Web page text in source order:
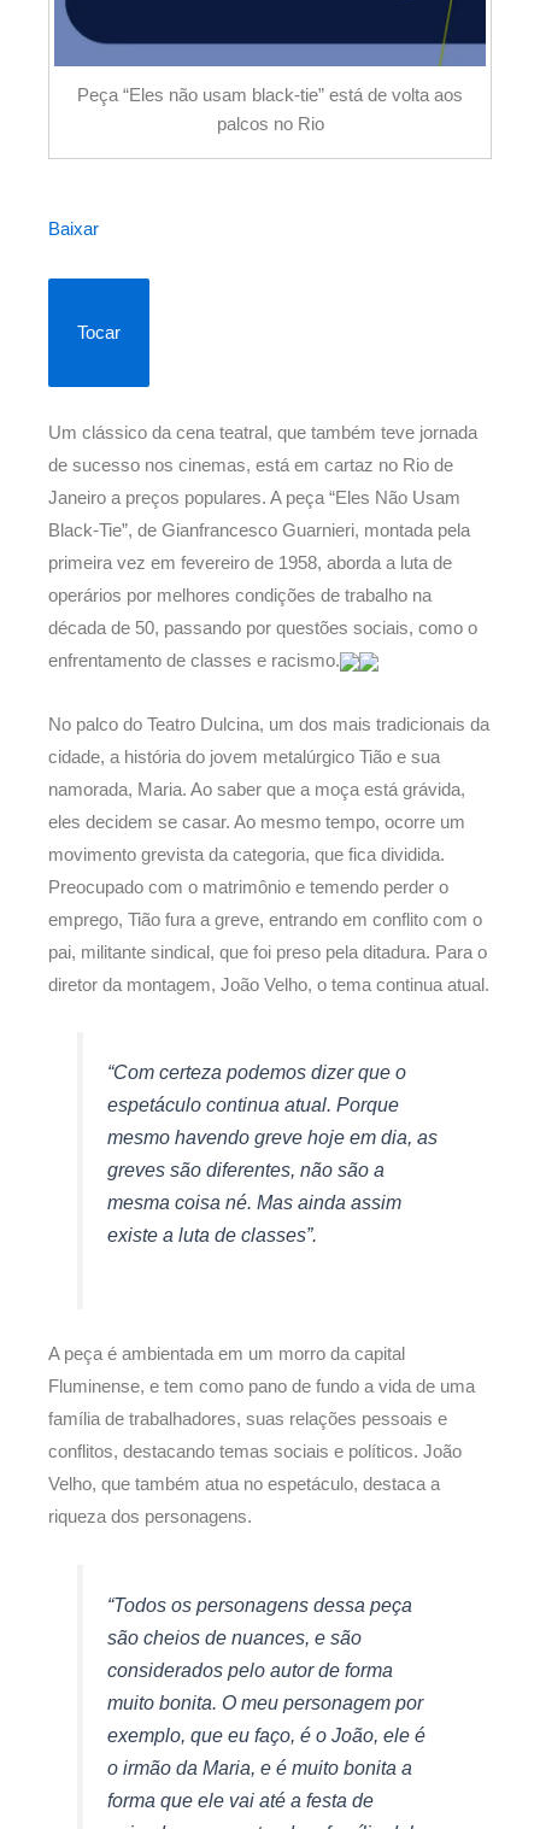
Peça “Eles não usam black-tie” está de volta aos
palcos no Rio
Baixar
Tocar
Um clássico da cena teatral, que também teve jornada
de sucesso nos cinemas, está em cartaz no Rio de
Janeiro a preços populares. A peça “Eles Não Usam
Black-Tie”, de Gianfrancesco Guarnieri, montada pela
primeira vez em fevereiro de 1958, aborda a luta de
operários por melhores condições de trabalho na
década de 50, passando por questões sociais, como o
enfrentamento de classes e racismo.
No palco do Teatro Dulcina, um dos mais tradicionais da
cidade, a história do jovem metalúrgico Tião e sua
namorada, Maria. Ao saber que a moça está grávida,
eles decidem se casar. Ao mesmo tempo, ocorre um
movimento grevista da categoria, que fica dividida.
Preocupado com o matrimônio e temendo perder o
emprego, Tião fura a greve, entrando em conflito com o
pai, militante sindical, que foi preso pela ditadura. Para o
diretor da montagem, João Velho, o tema continua atual.
“Com certeza podemos dizer que o
espetáculo continua atual. Porque
mesmo havendo greve hoje em dia, as
greves são diferentes, não são a
mesma coisa né. Mas ainda assim
existe a luta de classes”.
A peça é ambientada em um morro da capital
Fluminense, e tem como pano de fundo a vida de uma
família de trabalhadores, suas relações pessoais e
conflitos, destacando temas sociais e políticos. João
Velho, que também atua no espetáculo, destaca a
riqueza dos personagens.
“Todos os personagens dessa peça
são cheios de nuances, e são
considerados pelo autor de forma
muito bonita. O meu personagem por
exemplo, que eu faço, é o João, ele é
o irmão da Maria, e é muito bonita a
forma que ele vai até a festa de